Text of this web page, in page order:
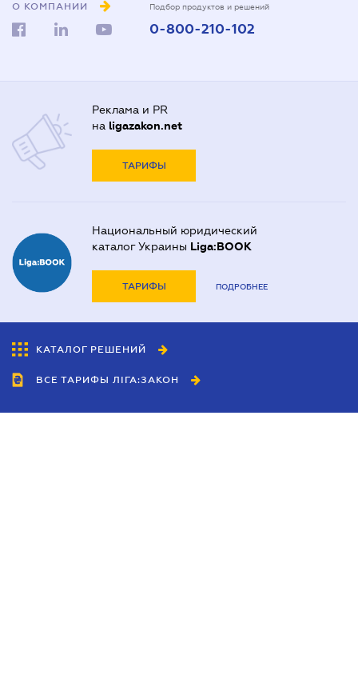
О КОМПАНИИ Подбор продуктов и решений
0-800-210-102
Реклама и PR
на ligazakon.net
ТАРИФЫ
Национальный юридический
каталог Украины Liga:BOOK
ТАРИФЫ ПОДРОБНЕЕ
КАТАЛОГ РЕШЕНИЙ
ВСЕ ТАРИФЫ ЛІГА:ЗАКОН